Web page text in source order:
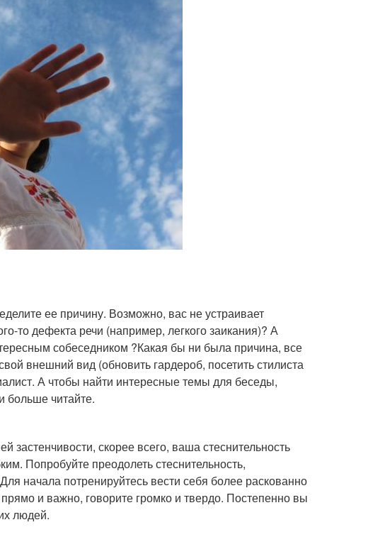
ее причину. Возможно, вас не устраивает
то дефекта речи (например, легкого заикания)? А
собеседником ?Какая бы ни была причина, все
внешний вид (обновить гардероб, посетить стилиста
А чтобы найти интересные темы для беседы,
больше читайте.
скорее всего, ваша стеснительность
Попробуйте преодолеть стеснительность,
начала потренируйтесь вести себя более раскованно
и важно, говорите громко и твердо. Постепенно вы
людей.